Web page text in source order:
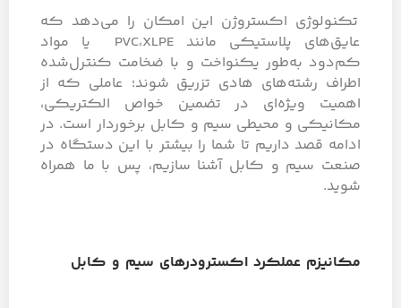
تکنولوژی اکستروژن این امکان را می‌دهد که
عایق‌های پلاستیکی مانند PVC،XLPE یا مواد
کم‌دود به‌طور یکنواخت و با ضخامت کنترل‌شده
اطراف رشته‌های هادی تزریق شوند؛ عاملی که از
اهمیت ویژه‌ای در تضمین خواص الکتریکی،
مکانیکی و محیطی سیم و کابل برخوردار است. در
ادامه قصد داریم تا شما را بیشتر با این دستگاه در
صنعت سیم و کابل آشنا سازیم، پس با ما همراه
شوید.
مکانیزم عملکرد اکسترودرهای سیم و کابل